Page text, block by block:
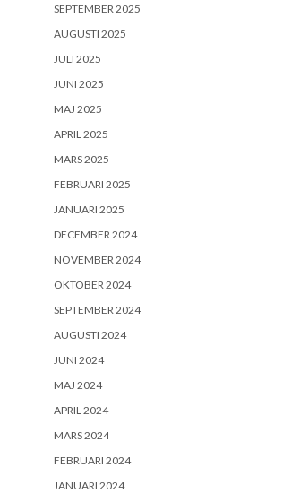
SEPTEMBER 2025
AUGUSTI 2025
JULI 2025
JUNI 2025
MAJ 2025
APRIL 2025
MARS 2025
FEBRUARI 2025
JANUARI 2025
DECEMBER 2024
NOVEMBER 2024
OKTOBER 2024
SEPTEMBER 2024
AUGUSTI 2024
JUNI 2024
MAJ 2024
APRIL 2024
MARS 2024
FEBRUARI 2024
JANUARI 2024